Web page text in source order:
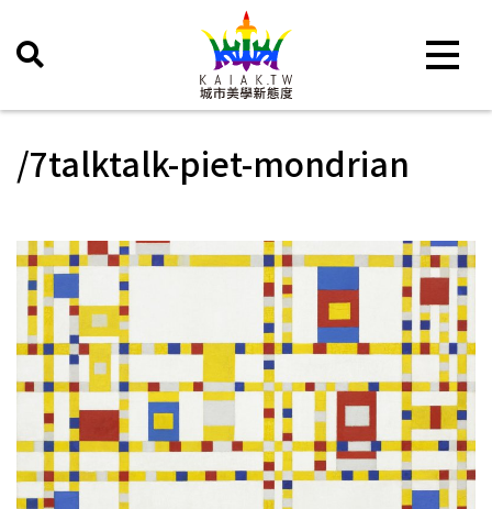
Toggle
/7talktalk-piet-mondrian